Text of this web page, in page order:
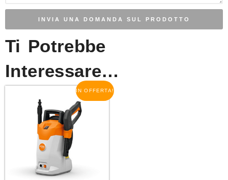
INVIA UNA DOMANDA SUL PRODOTTO
Ti Potrebbe
Interessare…
IN OFFERTA!